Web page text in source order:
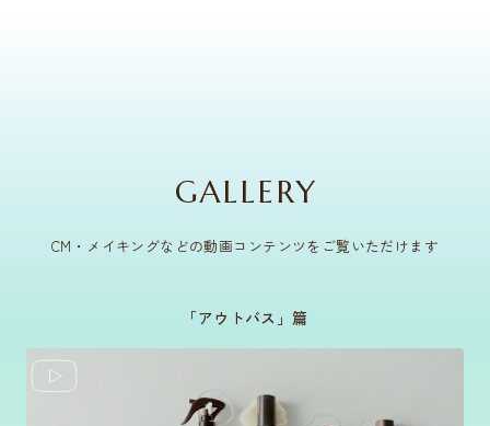
GALLERY
CM・メイキングなどの動画コンテンツをご覧いただけます
「アウトバス」篇